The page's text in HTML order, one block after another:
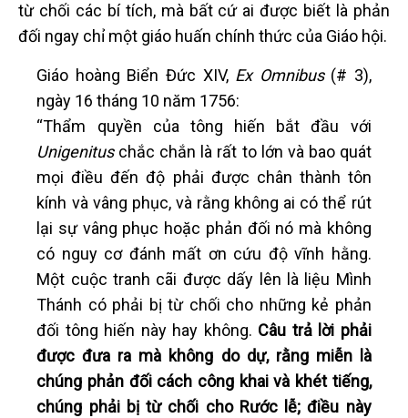
từ chối các bí tích, mà bất cứ ai được biết là phản
đối ngay chỉ một giáo huấn chính thức của Giáo hội.
Giáo hoàng Biển Đức XIV, Ex Omnibus(# 3),
ngày 16 tháng 10 năm 1756:
“Thẩm quyền của tông hiến bắt đầu với
Unigenituschắc chắn là rất to lớn và bao quát
mọi điều đến độ phải được chân thành tôn
kính và vâng phục, và rằng không ai có thể rút
lại sự vâng phục hoặc phản đối nó mà không
có nguy cơ đánh mất ơn cứu độ vĩnh hằng.
Một cuộc tranh cãi được dấy lên là liệu Mình
Thánh có phải bị từ chối cho những kẻ phản
đối tông hiến này hay không. Câu trả lời phải
được đưa ra mà không do dự, rằng miễn là
chúng phản đối cách công khai và khét tiếng,
chúng phải bị từ chối cho Rước lễ; điều này